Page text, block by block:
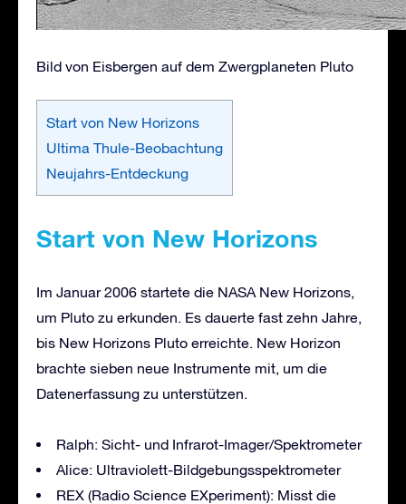
Bild von Eisbergen auf dem Zwergplaneten Pluto
Start von New Horizons
Ultima Thule-Beobachtung
Neujahrs-Entdeckung
Start von New Horizons
Im Januar 2006 startete die NASA New Horizons,
um Pluto zu erkunden. Es dauerte fast zehn Jahre,
bis New Horizons Pluto erreichte. New Horizon
brachte sieben neue Instrumente mit, um die
Datenerfassung zu unterstützen.
Ralph: Sicht- und Infrarot-Imager/Spektrometer
Alice: Ultraviolett-Bildgebungsspektrometer
REX (Radio Science EXperiment): Misst die